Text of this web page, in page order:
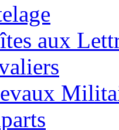
aux